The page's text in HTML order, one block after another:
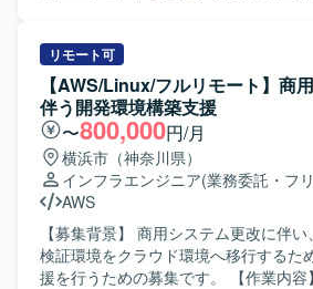
たデータ転送および監視運用の設計・
ができ、今後のキャリア形成において
ます。 【開発環境】 AWS、Red Hat Linux、Openframe、
HULFT8/10、SMAIL、JP1/AJS、IM3
Tiberoなどを利用しております。
いただきます。インフラ基盤、ミドル
専門チームの一員として、JP1/IM3を
り替えに関する設計・構築、顧客向け
その他関連業務をご担当いただきます。 【求める人物像】
大規模なシステム移行プロジェクトに
を推進いただける方を求めております
ケーションを円滑に行いながら、ドキ
内容の説明を丁寧に行っていただける
す。 【ポジションの魅力】 メインフレームからオープン系
への大規模移行という上流から関われ
加いただけます。AWSやRed Hat
リモート可
【AWS/Linux/フルリモート】商
伴う開発環境構築支援
〜800,000円/月
横浜市（神奈川県）
インフラエンジニア(業務委託・フ
AWS
【募集背景】 商用システム更改に伴
検証環境をクラウド環境へ移行するた
援を行うための募集です。 【作業内容】 オンプレミスで構